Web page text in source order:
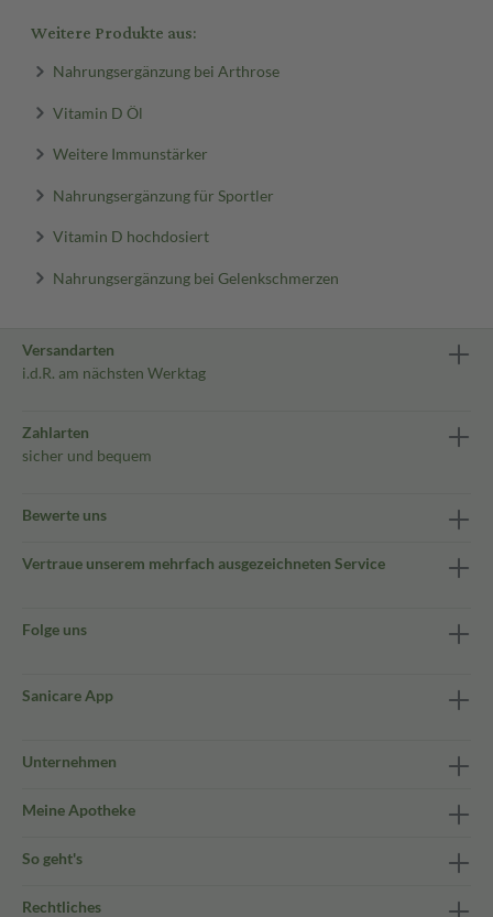
Weitere Produkte aus:
Nahrungsergänzung bei Arthrose
Vitamin D Öl
Weitere Immunstärker
Nahrungsergänzung für Sportler
Vitamin D hochdosiert
Nahrungsergänzung bei Gelenkschmerzen
Versandarten
i.d.R. am nächsten Werktag
Zahlarten
sicher und bequem
Bewerte uns
Vertraue unserem mehrfach ausgezeichneten Service
Folge uns
Sanicare App
Unternehmen
Meine Apotheke
So geht's
Rechtliches